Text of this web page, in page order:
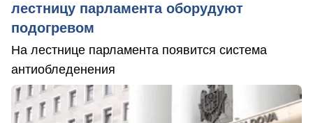
лестницу парламента оборудуют
подогревом
На лестнице парламента появится система
антиобледенения